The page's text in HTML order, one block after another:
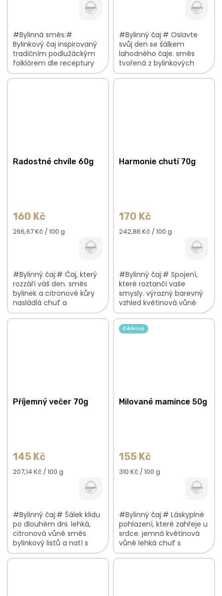
#Bylinná směs:#
Bylinkový čaj inspirovaný
tradičním podlužáckým
folklórem dle receptury
naší malérečky jemná,
malinově květinová chuť
#Bylinný čaj:# Oslavte
svůj den se šálkem
lahodného čaje. směs
tvořená z bylinkových
květů a listů nasládlá,
jemně ovocná chuť
Radostné chvíle 60g
160 Kč
Měrná
266,67 Kč / 100 g
#Bylinný čaj:# Čaj, který
rozzáří váš den. směs
bylinek a citronové kůry
nasládlá chuť a
citrusovým nádechem
jemná vůně s
Harmonie chutí 70g
170 Kč
Měrná
242,86 Kč / 100 g
#Bylinný čaj:# Spojení,
které roztančí vaše
smysly. výrazný barevný
vzhled květinová vůně
lehce kyselkavá chuť s
nasládlými podtóny V
bylinkové...
Příjemný večer 70g
145 Kč
Měrná
207,14 Kč / 100 g
#Bylinný čaj:# Šálek klidu
po dlouhém dni. lehká,
citronová vůně směs
bylinkový listů a natí s
pomerančovou kůrou
jemná, citrusová chuť
Dárkový
Milované mamince 50g
155 Kč
Měrná
310 Kč / 100 g
#Bylinný čaj:# Láskyplné
pohlazení, které zahřeje u
srdce. jemná květinová
vůně lehká chuť s
ovocnými podtóny
výrazný barevný vzhled